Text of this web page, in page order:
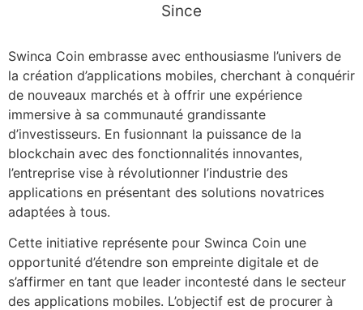
Since
Swinca Coin embrasse avec enthousiasme l’univers de
la création d’applications mobiles, cherchant à conquérir
de nouveaux marchés et à offrir une expérience
immersive à sa communauté grandissante
d’investisseurs. En fusionnant la puissance de la
blockchain avec des fonctionnalités innovantes,
l’entreprise vise à révolutionner l’industrie des
applications en présentant des solutions novatrices
adaptées à tous.
Cette initiative représente pour Swinca Coin une
opportunité d’étendre son empreinte digitale et de
s’affirmer en tant que leader incontesté dans le secteur
des applications mobiles. L’objectif est de procurer à